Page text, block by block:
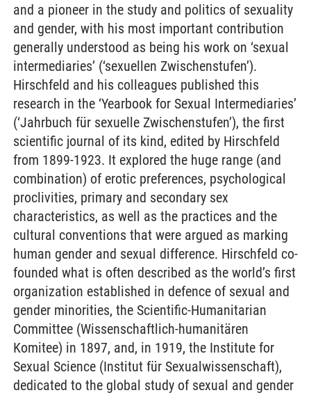
and a pioneer in the study and politics of sexuality
and gender, with his most important contribution
generally understood as being his work on ‘sexual
intermediaries’ (‘sexuellen Zwischenstufen’).
Hirschfeld and his colleagues published this
research in the ‘Yearbook for Sexual Intermediaries’
(‘Jahrbuch für sexuelle Zwischenstufen’), the first
scientific journal of its kind, edited by Hirschfeld
from 1899-1923. It explored the huge range (and
combination) of erotic preferences, psychological
proclivities, primary and secondary sex
characteristics, as well as the practices and the
cultural conventions that were argued as marking
human gender and sexual difference. Hirschfeld co-
founded what is often described as the world’s first
organization established in defence of sexual and
gender minorities, the Scientific-Humanitarian
Committee (Wissenschaftlich-humanitären
Komitee) in 1897, and, in 1919, the Institute for
Sexual Science (Institut für Sexualwissenschaft),
dedicated to the global study of sexual and gender